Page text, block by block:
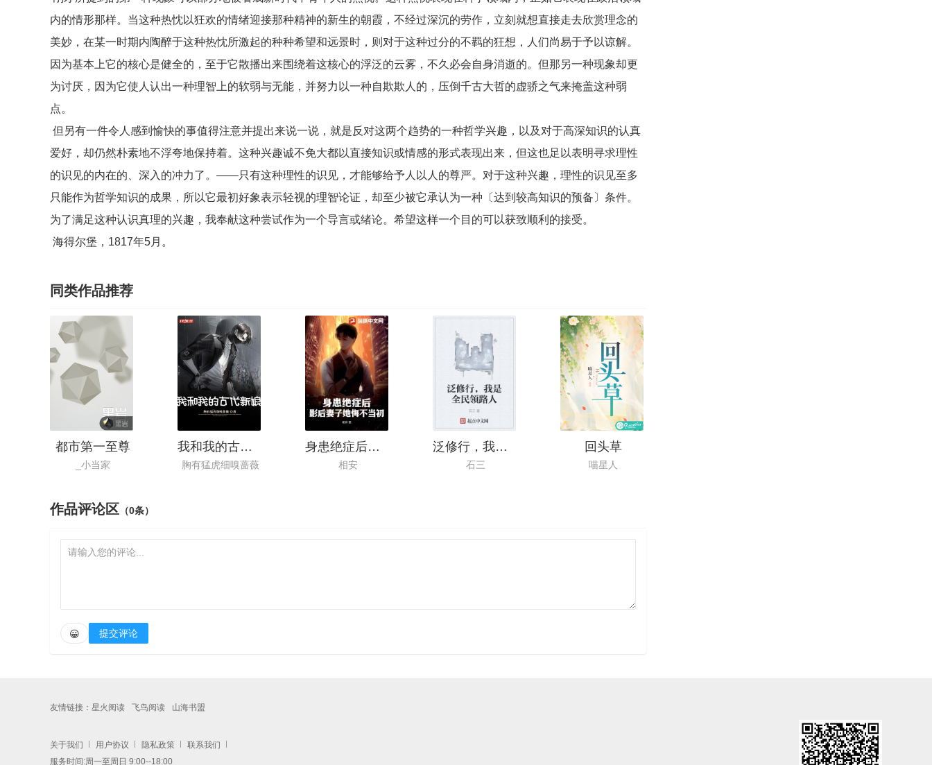
内的情形那样。当这种热忱以狂欢的情绪迎接那种精神的新生的朝霞，不经过深沉的劳作，立刻就想直接走去欣赏理念的
美妙，在某一时期内陶醉于这种热忱所激起的种种希望和远景时，则对于这种过分的不羁的狂想，人们尚易于予以谅解。
因为基本上它的核心是健全的，至于它散播出来围绕着这核心的浮泛的云雾，不久必会自身消逝的。但那另一种现象却更
为讨厌，因为它使人认出一种理智上的软弱与无能，并努力以一种自欺欺人的，压倒千古大哲的虚骄之气来掩盖这种弱
点。
但另有一件令人感到愉快的事值得注意并提出来说一说，就是反对这两个趋势的一种哲学兴趣，以及对于高深知识的认真
爱好，却仍然朴素地不浮夸地保持着。这种兴趣诚不免大都以直接知识或情感的形式表现出来，但这也足以表明寻求理性
的识见的内在的、深入的冲力了。——只有这种理性的识见，才能够给予人以人的尊严。对于这种兴趣，理性的识见至多
只能作为哲学知识的成果，所以它最初好象表示轻视的理智论证，却至少被它承认为一种〔达到较高知识的预备〕条件。
为了满足这种认识真理的兴趣，我奉献这种尝试作为一个导言或绪论。希望这样一个目的可以获致顺利的接受。
海得尔堡，1817年5月。
同类作品推荐
都市第一至尊
_小当家
我和我的古代新娘
胸有猛虎细嗅蔷薇
身患绝症后，影后妻子她悔不当初！
相安
泛修行，我是全民领路人
石三
回头草
喵星人
作品评论区 （0条）
😀 提交评论
友情链接： 星火阅读 飞鸟阅读 山海书盟
关于我们 用户协议 隐私政策
联系我们
服务时间:周一至周日 9:00--18:00